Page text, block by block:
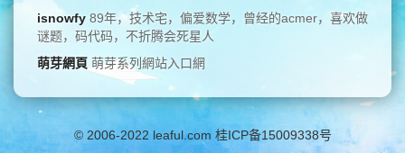
isnowfy 89年，技术宅，偏爱数学，曾经的acmer，喜欢做
谜题，码代码，不折腾会死星人
萌芽網頁 萌芽系列網站入口網
© 2006-2022 leaful.com 桂ICP备15009338号